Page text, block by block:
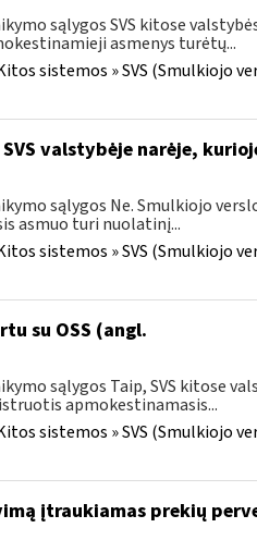
sąlygos SVS kitose
asmenys turėtų...
sistemos » SVS (Smulkiojo
valstybėje narėje,
sąlygos Ne. Smulkiojo
asmuo turi nuolatinį...
sistemos » SVS (Smulkiojo
su OSS (angl.
sąlygos Taip, SVS kitose
apmokestinamasis...
sistemos » SVS (Smulkiojo
įtraukiamas prekių